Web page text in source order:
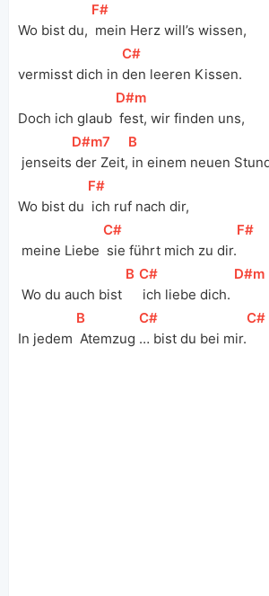
Wo bist du,
[F#
mein Herz will’s wissen,
vermisst dich in
[
C#
den leeren Kissen.
Doch ich glaub
[D#m
fest, wir finden uns,
jenseits
[D#m7
der Zeit,
[B
in einem neuen
Wo bist du
[F#
ich ruf nach dir,
meine Liebe
[
C#
sie führt mich zu dir.
[F#
Wo du auch bist
[B ]
[
C#
ich liebe dich.
[D#m
In jedem
[B
Atemzug
[
C#
… bist du bei mir.
[
C#